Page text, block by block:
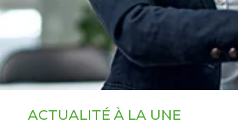
ACTUALITÉ À LA UNE